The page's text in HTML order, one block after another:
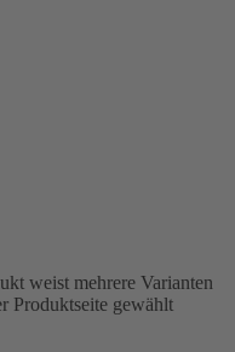
weist mehrere Varianten
Produktseite gewählt